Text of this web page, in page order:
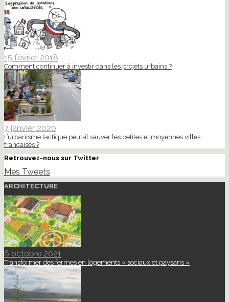
15 février 2018
Comment continuer à investir dans les projets urbains ?
7 janvier 2020
L’urbanisme tactique peut-il sauver les petites et moyennes villes
françaises ?
Retrouvez-nous sur Twitter
Mes Tweets
ARCHITECTURE
6 octobre 2021
Transformer des fermes en logements « sociaux et paysans »